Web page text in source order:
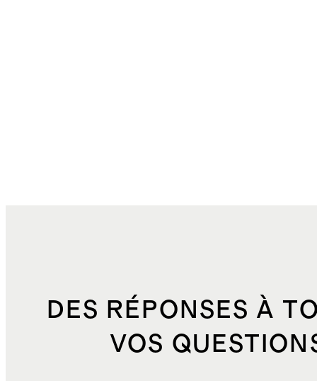
DES RÉPONSES À
VOS